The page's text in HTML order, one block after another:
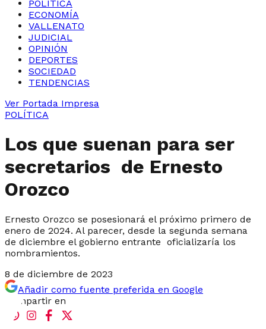
POLÍTICA
ECONOMÍA
VALLENATO
JUDICIAL
OPINIÓN
DEPORTES
SOCIEDAD
TENDENCIAS
Ver Portada Impresa
POLÍTICA
Los que suenan para ser
secretarios de Ernesto
Orozco
Ernesto Orozco se posesionará el próximo primero de
enero de 2024. Al parecer, desde la segunda semana
de diciembre el gobierno entrante oficializaría los
nombramientos.
8 de diciembre de 2023
Añadir como fuente preferida en Google
Compartir en